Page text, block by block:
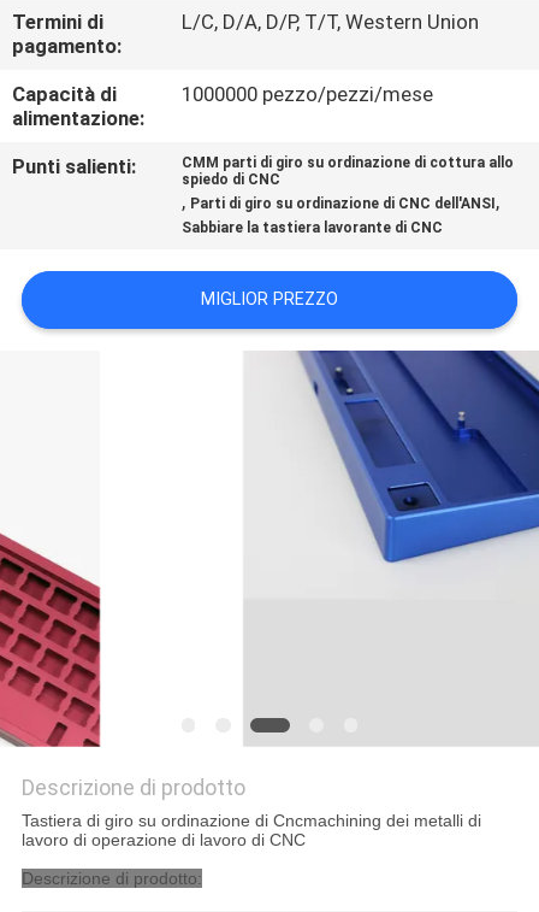
CHIEDI
UN
PREVENTIVO
DEL
SITO
Termini di
pagamento:
L/C, D/A, D/P, T/T, Western Union
Capacità di
alimentazione:
1000000 pezzo/pezzi/mese
Punti salienti:
CMM parti di giro su ordinazione di cottura allo
spiedo di CNC
, Parti di giro su ordinazione di CNC dell'ANSI ,
Sabbiare la tastiera lavorante di CNC
MIGLIOR PREZZO
Descrizione di prodotto
Tastiera di giro su ordinazione di Cncmachining dei metalli di
lavoro di operazione di lavoro di CNC
Descrizione di prodotto: